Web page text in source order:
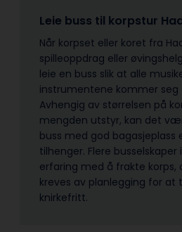
Leie buss til korpstur
Når korpset eller koret fra
spilleoppdrag eller
leie en buss slik at alle
instrumentene kommer seg
Avhengig av størrelsen på
mengden utstyr, kan det
buss med god bagasjeplass
tilhenger. Flere busselskaper
erfaring med å frakte korps,
kreves av planlegging for at
knirkefritt.